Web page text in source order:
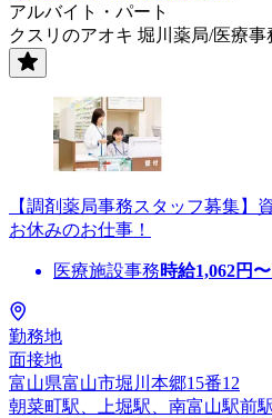
アルバイト・パート
クスリのアオキ 堀川薬局/医療
【調剤薬局事務スタッフ募集】
お休みのお仕事！
医療施設事務時給1,062円〜
勤務地
面接地
富山県富山市堀川本郷15番12
朝菜町駅、上堀駅、南富山駅前